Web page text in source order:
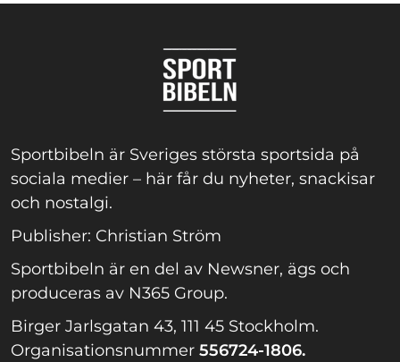
Sportbibeln är Sveriges största sportsida på
sociala medier – här får du nyheter, snackisar
och nostalgi.
Publisher: Christian Ström
Sportbibeln är en del av Newsner, ägs och
produceras av N365 Group.
Birger Jarlsgatan 43, 111 45 Stockholm.
Organisationsnummer 556724-1806.